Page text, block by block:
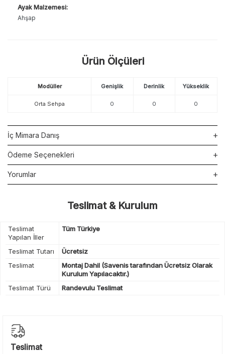
Ayak Malzemesi:
Ahşap
Ürün Ölçüleri
Modüller Genişlik Derinlik Yükseklik
Orta Sehpa 0 0 0
İç Mimara Danış
Ödeme Seçenekleri
Yorumlar
Teslimat & Kurulum
Teslimat
Yapılan İller
Tüm Türkiye
Teslimat Tutarı
Ücretsiz
Teslimat
Montaj Dahil (Savenis tarafından Ücretsiz Olarak
Kurulum Yapılacaktır.)
Teslimat Türü
Randevulu Teslimat
Teslimat